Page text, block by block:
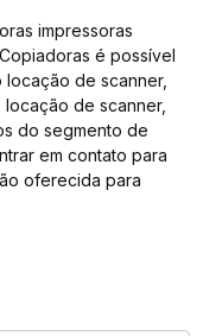
impressoras
é possível
de scanner,
de scanner,
do segmento de
em contato para
oferecida para